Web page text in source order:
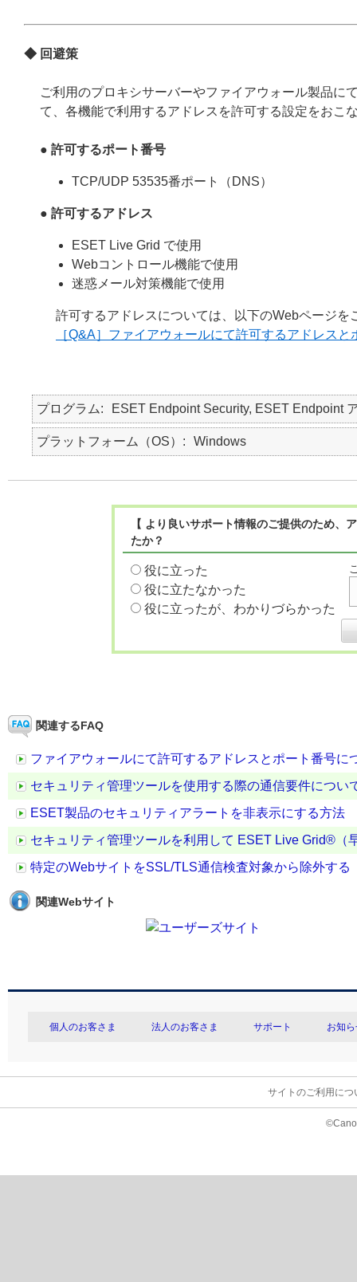
◆ 回避策
ご利用のプロキシサーバーやファイアウォール製品に
て、各機能で利用するアドレスを許可する設定をおこ
● 許可するポート番号
TCP/UDP 53535番ポート（DNS）
● 許可するアドレス
ESET Live Grid で使用
Webコントロール機能で使用
迷惑メール対策機能で使用
許可するアドレスについては、以下のWebページを
［Q&A］ファイアウォールにて許可するアドレス
プログラム ESET Endpoint Security, ESET Endpoint
プラットフォーム（OS） Windows
【 より良いサポート情報のご提供のため
たか？
役に立った
役に立たなかった
役に立ったが、わかりづらかった
関連するFAQ
ファイアウォールにて許可するアドレスとポート番号に
セキュリティ管理ツールを使用する際の通信要件につい
ESET製品のセキュリティアラートを非表示にする方法
セキュリティ管理ツールを利用して ESET Live Grid®
特定のWebサイトをSSL/TLS通信検査対象から除外する
関連Webサイト
個人のお客さま 法人のお客さま サポート お知
サイトのご利用につ